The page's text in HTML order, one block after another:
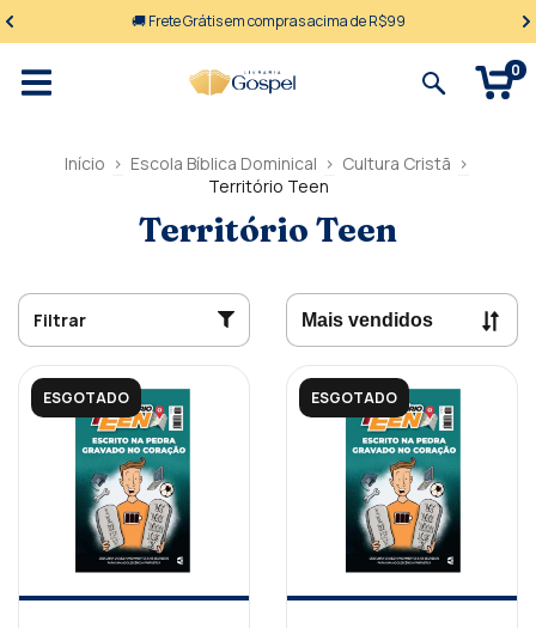
🚚 Frete Grátis em compras acima de R$99
0
Início > Escola Bíblica Dominical > Cultura Cristã >
Território Teen
Território Teen
Filtrar
ESGOTADO ESGOTADO